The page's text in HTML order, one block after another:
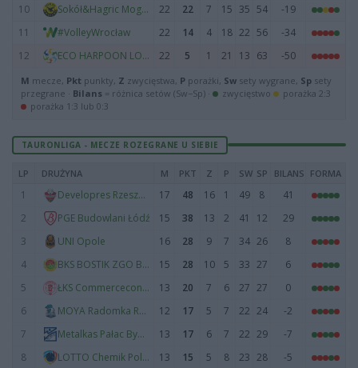
10
Sokół&Hagric Mogilno 22 22 7 15 35 54
-19
11
#VolleyWrocław 22 14 4 18 22 56
-34
12
ECO HARPOON LOS Nowy Dwór Mazowiecki 22 5 1 21 13 63 -50
M mecze, Pkt punkty, Z zwycięstwa, P porażki, Sw sety wygrane, Sp sety
przegrane · Bilans = różnica setów (Sw−Sp) · zwycięstwo
porażka 2:3
porażka 1:3 lub 0:3
TAURONLIGA - MECZE ROZEGRANE U SIEBIE
LP DRUŻYNA M PKT Z P SW SP BILANS FORMA
1 Developres Rzeszów 17 48 16 1 49 8
41
2
PGE Budowlani Łódź 15 38 13 2 41 12
29
3
UNI Opole 16 28 9 7 34 26
8
4
BKS BOSTIK ZGO Bielsko-Biała 15 28 10 5 33 27
6
5
ŁKS Commercecon Łódź 13 20 7 6 27 27
0
6
MOYA Radomka Radom 12 17 5 7 22 24
-2
7
Metalkas Pałac Bydgoszcz 13 17 6 7 22 29
-7
8
LOTTO Chemik Police 13 15 5 8 23 28
-5